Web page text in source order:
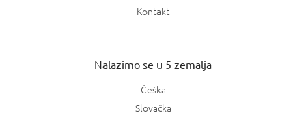
Kontakt
Nalazimo se u 5 zemalja
Češka
Slovačka